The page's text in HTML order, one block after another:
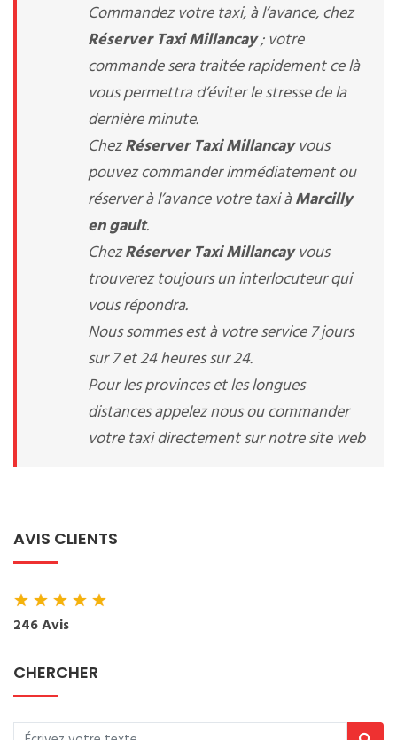
Commandez votre taxi, à l’avance, chez
Réserver Taxi Millancay; votre
commande sera traitée rapidement ce là
vous permettra d’éviter le stresse de la
dernière minute.
ChezRéserver Taxi Millancayvous
pouvez commander immédiatement ou
réserver à l’avance votre taxi àMarcilly
en gault.
ChezRéserver Taxi Millancayvous
trouverez toujours un interlocuteur qui
vous répondra.
Nous sommes est à votre service 7 jours
sur 7 et 24 heures sur 24.
Pour les provinces et les longues
distances appelez nous ou commander
votre taxi directement sur notre site web
AVIS CLIENTS
★★★★★
246 Avis
CHERCHER